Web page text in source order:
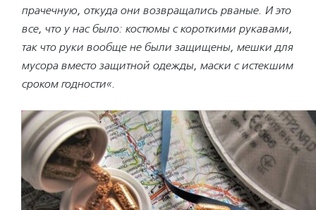
прачечную, откуда они возвращались рваные. И это
все, что у нас было: костюмы с короткими рукавами,
так что руки вообще не были защищены, мешки для
мусора вместо защитной одежды, маски с истекшим
сроком годности«.